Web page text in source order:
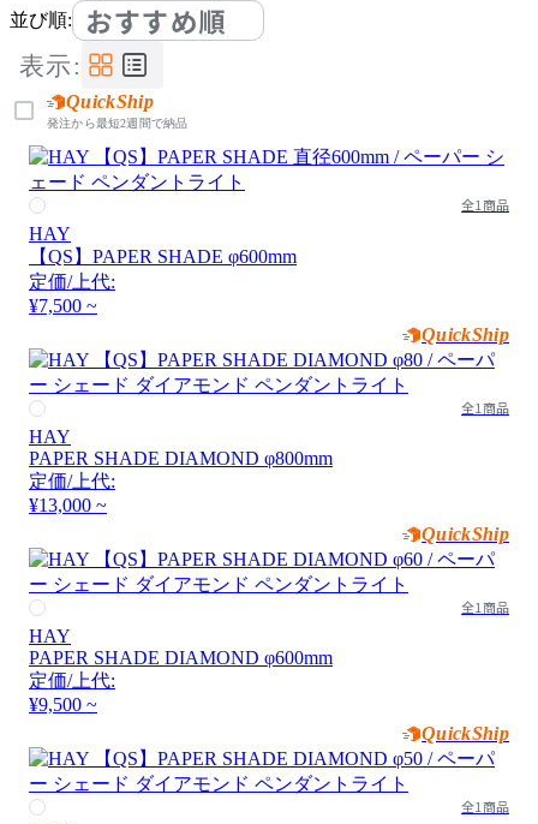
並び順: おすすめ順
表示:
QuickShip
発注から最短2週間で納品
全1商品
HAY
【QS】PAPER SHADE φ600mm
定価/上代:
¥7,500 ~
QuickShip
全1商品
HAY
PAPER SHADE DIAMOND φ800mm
定価/上代:
¥13,000 ~
QuickShip
全1商品
HAY
PAPER SHADE DIAMOND φ600mm
定価/上代:
¥9,500 ~
QuickShip
全1商品